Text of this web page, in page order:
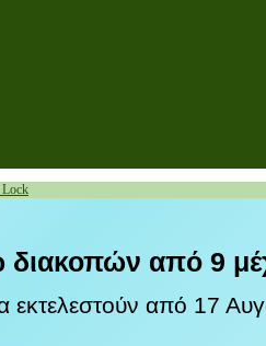
Lock
διακοπών από 9
από 17